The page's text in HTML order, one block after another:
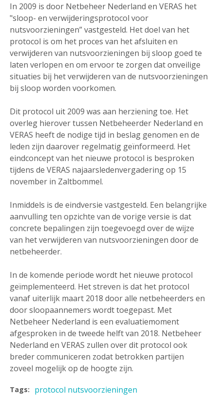
In 2009 is door Netbeheer Nederland en VERAS het
"sloop- en verwijderingsprotocol voor
nutsvoorzieningen” vastgesteld. Het doel van het
protocol is om het proces van het afsluiten en
verwijderen van nutsvoorzieningen bij sloop goed te
laten verlopen en om ervoor te zorgen dat onveilige
situaties bij het verwijderen van de nutsvoorzieningen
bij sloop worden voorkomen.
Dit protocol uit 2009 was aan herziening toe. Het
overleg hierover tussen Netbeheerder Nederland en
VERAS heeft de nodige tijd in beslag genomen en de
leden zijn daarover regelmatig geïnformeerd. Het
eindconcept van het nieuwe protocol is besproken
tijdens de VERAS najaarsledenvergadering op 15
november in Zaltbommel.
Inmiddels is de eindversie vastgesteld. Een belangrijke
aanvulling ten opzichte van de vorige versie is dat
concrete bepalingen zijn toegevoegd over de wijze
van het verwijderen van nutsvoorzieningen door de
netbeheerder.
In de komende periode wordt het nieuwe protocol
geïmplementeerd. Het streven is dat het protocol
vanaf uiterlijk maart 2018 door alle netbeheerders en
door sloopaannemers wordt toegepast. Met
Netbeheer Nederland is een evaluatiemoment
afgesproken in de tweede helft van 2018. Netbeheer
Nederland en VERAS zullen over dit protocol ook
breder communiceren zodat betrokken partijen
zoveel mogelijk op de hoogte zijn.
Tags: protocol nutsvoorzieningen